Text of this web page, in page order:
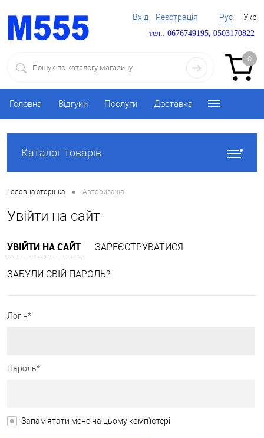
Вхід Реєстрація Рус Укр
тел.: 0676749195, 0503170822
0
Головна Відгуки Послуги Доставка
Каталог товарів
Головна сторінка • Авторизація
Увійти на сайт
УВІЙТИ НА САЙТ ЗАРЕЄСТРУВАТИСЯ
ЗАБУЛИ СВІЙ ПАРОЛЬ?
Логін*
Пароль*
Запам'ятати мене на цьому комп'ютері